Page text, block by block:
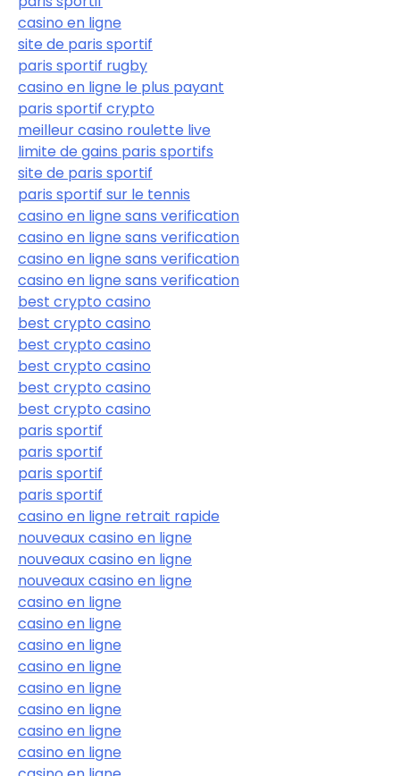
casino en ligne
site de paris sportif
paris sportif rugby
casino en ligne le plus payant
paris sportif crypto
meilleur casino roulette live
limite de gains paris sportifs
site de paris sportif
paris sportif sur le tennis
casino en ligne sans verification
casino en ligne sans verification
casino en ligne sans verification
casino en ligne sans verification
best crypto casino
best crypto casino
best crypto casino
best crypto casino
best crypto casino
best crypto casino
paris sportif
paris sportif
paris sportif
paris sportif
casino en ligne retrait rapide
nouveaux casino en ligne
nouveaux casino en ligne
nouveaux casino en ligne
casino en ligne
casino en ligne
casino en ligne
casino en ligne
casino en ligne
casino en ligne
casino en ligne
casino en ligne